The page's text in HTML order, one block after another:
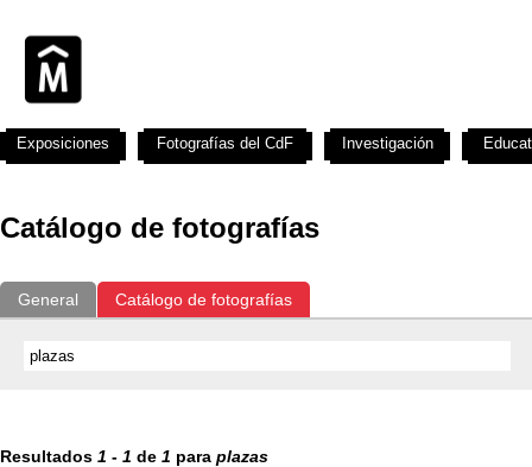
Catálogo de fotografías
General Catálogo de fotografías
Resultados 1 - 1 de 1 para plazas
Exposiciones Fotografías del CdF Investigación